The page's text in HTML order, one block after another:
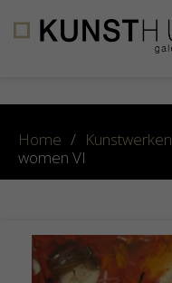
Home / Kunstwerken
women VI